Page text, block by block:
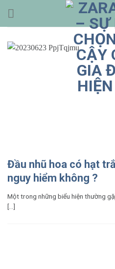
qua
nội
dung
Đầu nhũ hoa có hạt
nguy hiểm không ?
Một trong những biểu hiện thường
[...]